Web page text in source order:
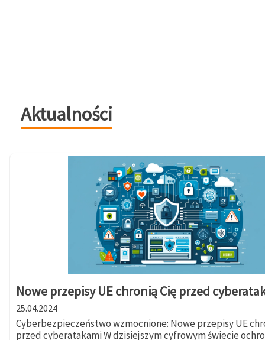
Aktualności
Nowe przepisy UE chronią Cię przed
25.04.2024
Cyberbezpieczeństwo wzmocnione: Nowe przepisy UE
przed cyberatakami W dzisiejszym cyfrowym świecie